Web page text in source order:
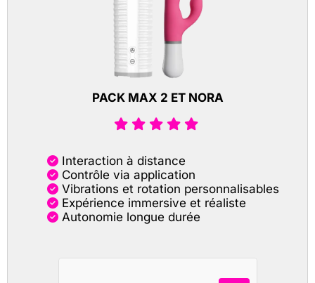
PACK MAX 2 ET NORA
Interaction à distance
Contrôle via application
Vibrations et rotation personnalisables
Expérience immersive et réaliste
Autonomie longue durée